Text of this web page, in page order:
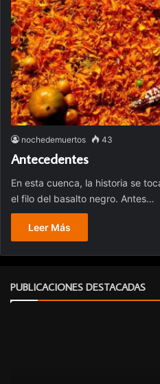
nochedemuertos 43
Antecedentes
En esta cuenca, la historia se
el filo del basalto negro. Antes…
Leer Más
PUBLICACIONES DESTACADAS